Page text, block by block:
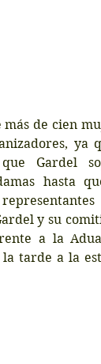
de cien
ya
Gardel
hasta
y su
a la
tarde a la